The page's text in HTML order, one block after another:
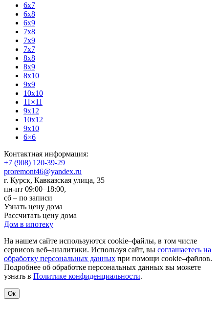
6x7
6x8
6x9
7x8
7x9
7x7
8x8
8x9
8x10
9x9
10x10
11×11
9x12
10x12
9x10
6×6
Контактная информация:
+7 (908) 120-39-29
proremont46@yandex.ru
г. Курск, Кавказская улица, 35
пн-пт 09:00–18:00,
сб – по записи
Узнать цену дома
Рассчитать цену дома
Дом в ипотеку
На нашем сайте используются cookie–файлы, в том числе
сервисов веб–аналитики. Используя сайт, вы соглашаетесь на
обработку персональных данных при помощи cookie–файлов.
Подробнее об обработке персональных данных вы можете
узнать в Политике конфиденциальности.
Ок